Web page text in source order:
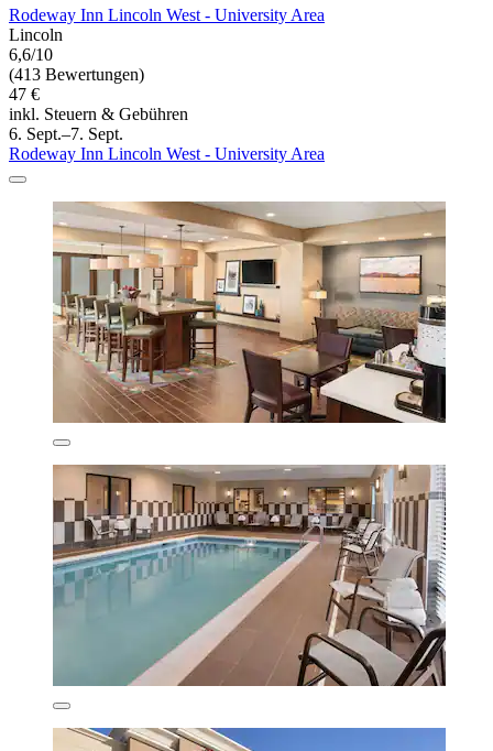
Rodeway Inn Lincoln West - University Area
Lincoln
6,6/10
(413 Bewertungen)
47 €
inkl. Steuern & Gebühren
6. Sept.–7. Sept.
Rodeway Inn Lincoln West - University Area